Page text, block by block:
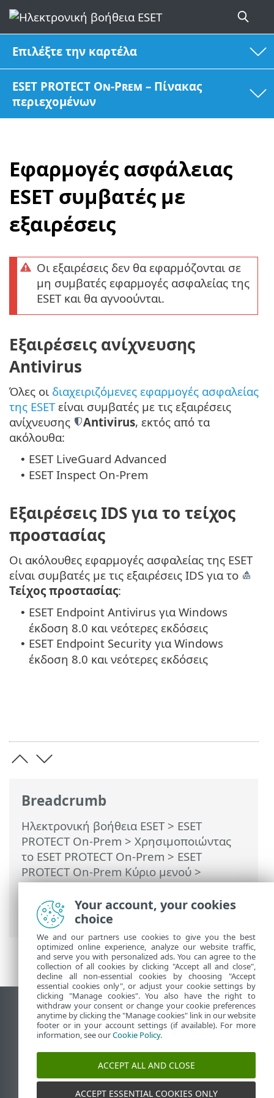
Επιλέξτε την καρτέλα
ESET PROTECT On-Prem – Πίνακας
περιεχομένων
Εφαρμογές ασφάλειας
ESET συμβατές με
εξαιρέσεις
Breadcrumb
Ηλεκτρονική βοήθεια ESET> ESET
PROTECT On-Prem > Χρησιμοποιώντας
το ESET PROTECT On-Prem > ESET
PROTECT On-Prem Κύριο μενού>
Ανιχνεύσεις>Δημιουργία εξαίρεσης>
Εφαρμογές ασφάλειας ESET συμβατές με
εξαιρέσεις
Οι εξαιρέσεις δεν θα εφαρμόζονται σε
μη συμβατές εφαρμογές ασφαλείας της
ESET και θα αγνοούνται.
Εξαιρέσεις ανίχνευσης
Antivirus
Όλες οι διαχειριζόμενες εφαρμογές ασφαλείας
της ESETείναι συμβατές με τις εξαιρέσεις
ανίχνευσης
Antivirus, εκτός από τα
ακόλουθα:
• ESET LiveGuard Advanced
• ESET Inspect On-Prem
Εξαιρέσεις IDS για το τείχος
προστασίας
Οι ακόλουθες εφαρμογές ασφαλείας της ESET
είναι συμβατές με τις εξαιρέσεις IDS για το
Τείχος προστασίας:
• ESET Endpoint Antivirus για Windows
έκδοση 8.0 και νεότερες εκδόσεις
• ESET Endpoint Security για Windows
έκδοση 8.0 και νεότερες εκδόσεις
Προβολή ιστότοπου επιφάνειας εργασίας
End of Life
Γνωσιακή βάση ESET
Ομάδα συζήτησης ESET
ESET Status Portal
Τοπική υποστήριξη
Your account, your cookies
choice
We and our partners use cookies to give you the best
optimized online experience, analyze our website traffic,
and serve you with personalized ads. You can agree to the
collection of all cookies by clicking "Accept all and close",
decline all non-essential cookies by choosing "Accept
essential cookies only", or adjust your cookie settings by
clicking "Manage cookies". You also have the right to
withdraw your consent or change your cookie preferences
anytime by clicking the "Manage cookies" link in our website
footer or in your account settings (if available). For more
information, see ourCookie Policy.
ACCEPT ALL AND CLOSE
ACCEPT ESSENTIAL COOKIES ONLY